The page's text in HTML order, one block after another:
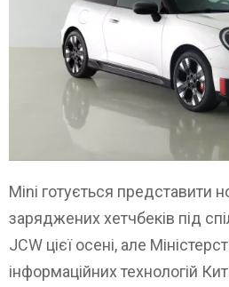
Mini готується представити
заряджених хетчбеків під
JCW цієї осені, але
інформаційних технологій